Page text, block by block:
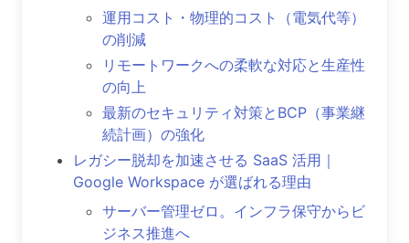
運用コスト・物理的コスト（電気代等）
の削減
リモートワークへの柔軟な対応と生産性
の向上
最新のセキュリティ対策とBCP（事業継
続計画）の強化
レガシー脱却を加速させる SaaS 活用｜
Google Workspace が選ばれる理由
サーバー管理ゼロ。インフラ保守からビ
ジネス推進へ